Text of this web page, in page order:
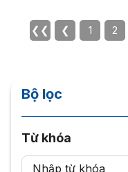
❮❮ ❮ 1 2
Bộ lọc
Từ khóa